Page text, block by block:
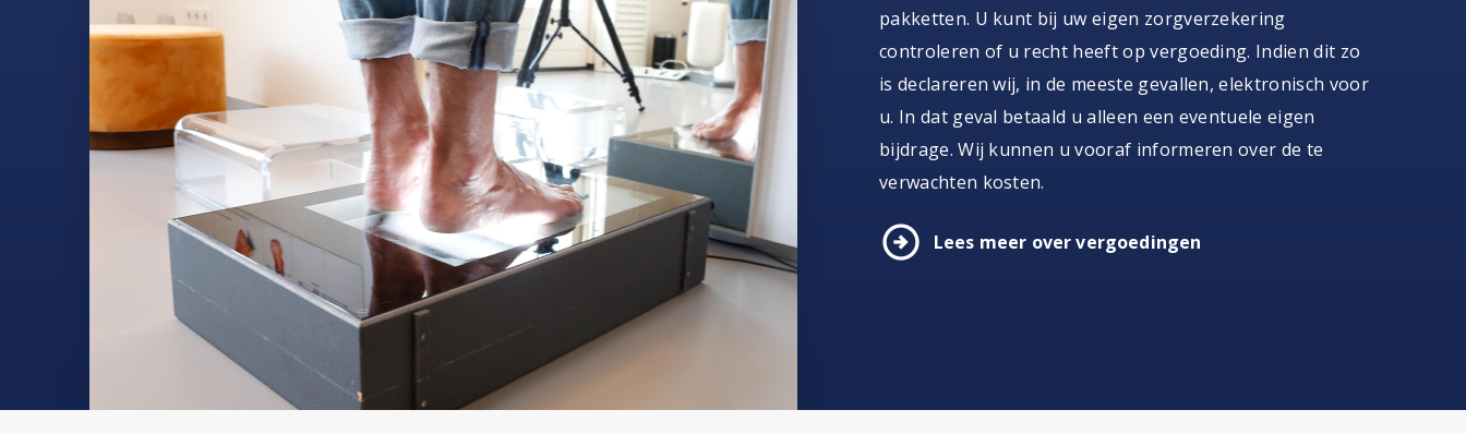
pakketten. U kunt bij uw eigen zorgverzekering
controleren of u recht heeft op vergoeding. Indien dit zo
is declareren wij, in de meeste gevallen, elektronisch voor
u. In dat geval betaald u alleen een eventuele eigen
bijdrage. Wij kunnen u vooraf informeren over de te
verwachten kosten.
arrow_circle_right Lees meer over vergoedingen